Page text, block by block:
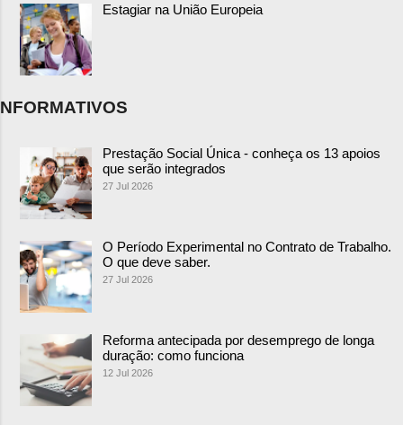
Estagiar na União Europeia
NFORMATIVOS
Prestação Social Única - conheça os 13 apoios
que serão integrados
27 Jul 2026
O Período Experimental no Contrato de Trabalho.
O que deve saber.
27 Jul 2026
Reforma antecipada por desemprego de longa
duração: como funciona
12 Jul 2026